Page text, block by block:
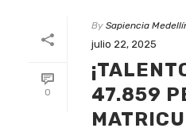
0
By Sapiencia
julio 22, 2025
47.859